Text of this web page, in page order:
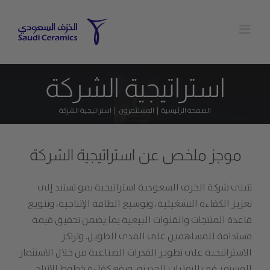
استراتيجية الشركة
الصفحة الرئيسية المستثمرون استراتيجية الشركة
موجز ملخص عن استراتيجية الشركة
تتبنى شركة الخزف السعودية استراتيجية نمو تستند إلى
تعزيز الكفاءة التشغيلية، وتوسيع الطاقة الإنتاجية، وتنويع
قاعدة المنتجات والقنوات البيعية بما يضمن تحقيق قيمة
مستدامة للمساهمين على المدى الطويل. وترتكز
الاستراتيجية على تطوير القدرات الصناعية من خلال الاستثمار